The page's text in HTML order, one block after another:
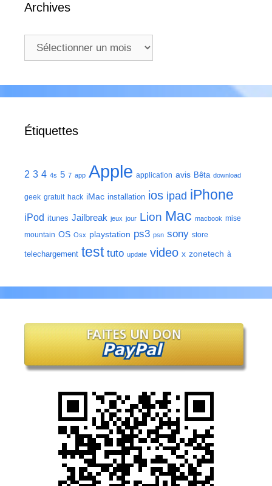
Archives
Archives
Étiquettes
2 3 4 4s 5 7 app Apple application avis Bêta download
geek gratuit hack iMac installation ios ipad iPhone
iPod itunes Jailbreak jeux jour Lion Mac macbook mise
mountain OS Osx playstation ps3 psn sony store
telechargement test tuto update video x zonetech à